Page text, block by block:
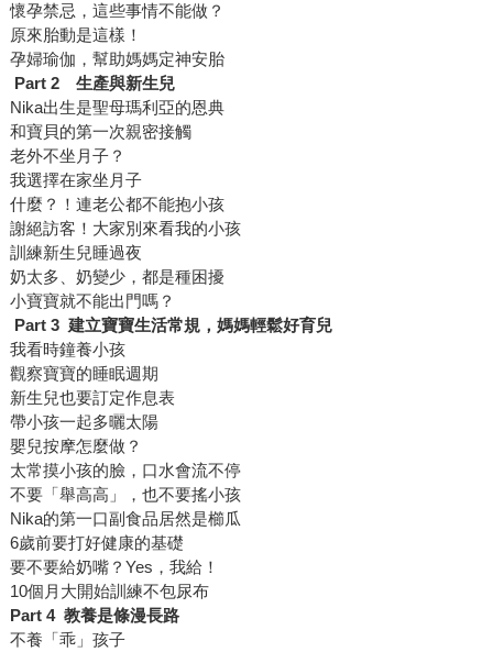
懷孕禁忌，這些事情不能做？
原來胎動是這樣！
孕婦瑜伽，幫助媽媽定神安胎
Part 2生產與新生兒
Nika出生是聖母瑪利亞的恩典
和寶貝的第一次親密接觸
老外不坐月子？
我選擇在家坐月子
什麼？！連老公都不能抱小孩
謝絕訪客！大家別來看我的小孩
訓練新生兒睡過夜
奶太多、奶變少，都是種困擾
小寶寶就不能出門嗎？
Part 3 建立寶寶生活常規，媽媽輕鬆好育兒
我看時鐘養小孩
觀察寶寶的睡眠週期
新生兒也要訂定作息表
帶小孩一起多曬太陽
嬰兒按摩怎麼做？
太常摸小孩的臉，口水會流不停
不要「舉高高」，也不要搖小孩
Nika的第一口副食品居然是櫛瓜
6歲前要打好健康的基礎
要不要給奶嘴？Yes，我給！
10個月大開始訓練不包尿布
Part 4 教養是條漫長路
不養「乖」孩子